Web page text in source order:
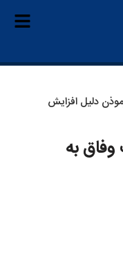
دلیل افزایش
به